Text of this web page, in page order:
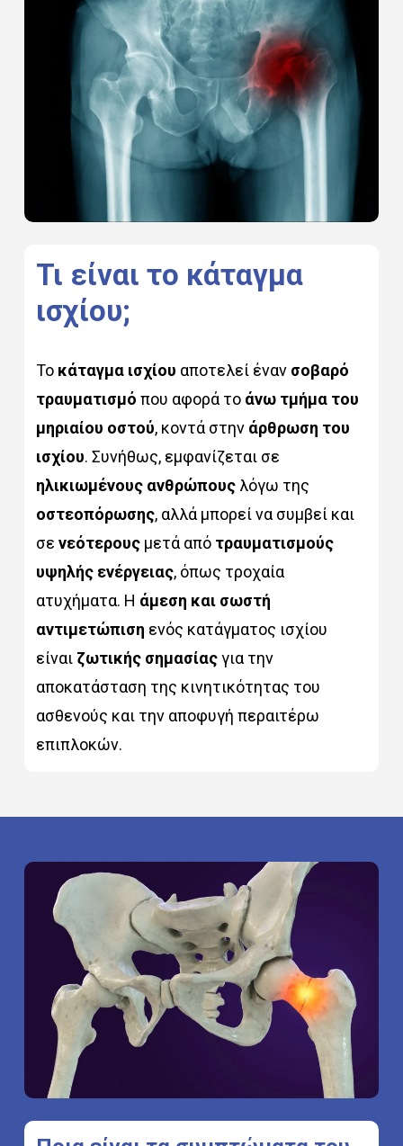
Τι είναι το κάταγμα
ισχίου;
Το κάταγμα ισχίου αποτελεί έναν σοβαρό
τραυματισμό που αφορά το άνω τμήμα του
μηριαίου οστού, κοντά στην άρθρωση του
ισχίου. Συνήθως, εμφανίζεται σε
ηλικιωμένους ανθρώπους λόγω της
οστεοπόρωσης, αλλά μπορεί να συμβεί και
σενεότερους μετά από τραυματισμούς
υψηλής ενέργειας, όπως τροχαία
ατυχήματα. Η άμεση και σωστή
αντιμετώπιση ενός κατάγματος ισχίου
είναι ζωτικής σημασίαςγια την
αποκατάσταση της κινητικότητας του
ασθενούς και την αποφυγή περαιτέρω
επιπλοκών.